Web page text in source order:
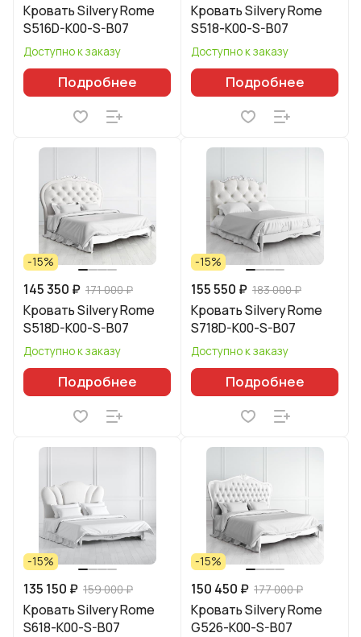
Кровать Silvery Rome
S516D-K00-S-B07
Доступно к заказу
Подробнее
Кровать Silvery Rome
S518-K00-S-B07
Доступно к заказу
Подробнее
-15%
145 350 ₽ 171 000 ₽
Кровать Silvery Rome
S518D-K00-S-B07
Доступно к заказу
Подробнее
-15%
155 550 ₽ 183 000 ₽
Кровать Silvery Rome
S718D-K00-S-B07
Доступно к заказу
Подробнее
-15%
135 150 ₽ 159 000 ₽
Кровать Silvery Rome
S618-K00-S-B07
-15%
150 450 ₽ 177 000 ₽
Кровать Silvery Rome
G526-K00-S-B07